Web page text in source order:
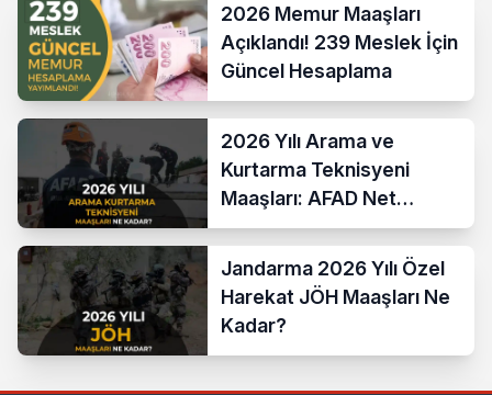
2026 Memur Maaşları
Açıklandı! 239 Meslek İçin
Güncel Hesaplama
2026 Yılı Arama ve
Kurtarma Teknisyeni
Maaşları: AFAD Net
Bordro Tablosu
Jandarma 2026 Yılı Özel
Harekat JÖH Maaşları Ne
Kadar?